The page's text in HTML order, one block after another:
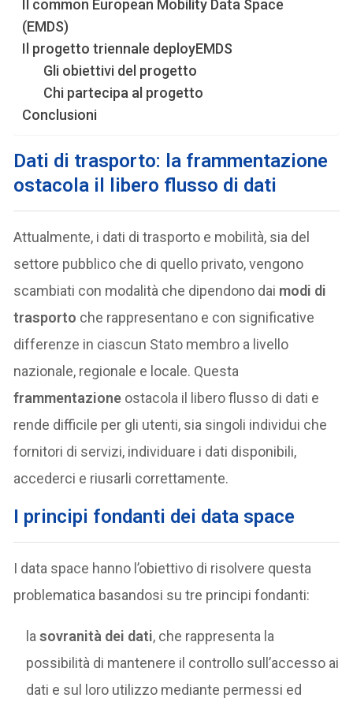
Il common European Mobility Data Space
(EMDS)
Il progetto triennale deployEMDS
Gli obiettivi del progetto
Chi partecipa al progetto
Conclusioni
Dati di trasporto: la frammentazione
ostacola il libero flusso di dati
Attualmente, i dati di trasporto e mobilità, sia del
settore pubblico che di quello privato, vengono
scambiati con modalità che dipendono dai modi di
trasporto che rappresentano e con significative
differenze in ciascun Stato membro a livello
nazionale, regionale e locale. Questa
frammentazione ostacola il libero flusso di dati e
rende difficile per gli utenti, sia singoli individui che
fornitori di servizi, individuare i dati disponibili,
accederci e riusarli correttamente.
I principi fondanti dei data space
I data space hanno l’obiettivo di risolvere questa
problematica basandosi su tre principi fondanti:
lasovranità dei dati, che rappresenta la
possibilità di mantenere il controllo sull’accesso ai
dati e sul loro utilizzo mediante permessi ed